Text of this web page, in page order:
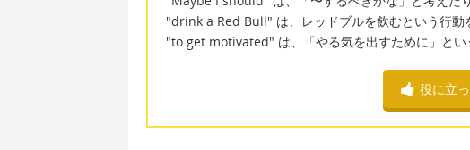
"drink a Red Bull" は、レッドブルを飲むという行動
"to get motivated" は、「やる気を出すために」とい
役に立